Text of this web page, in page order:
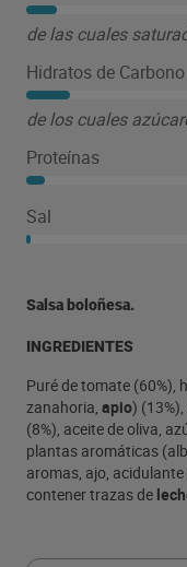
de las cuales
Hidratos de Carbono
de los cuales
Proteínas
Sal
Salsa boloñesa.
INGREDIENTES
Puré de tomate (60%),
zanahoria, apio)
(8%), aceite de oliva,
plantas aromáticas
aromas, ajo,
contener trazas de